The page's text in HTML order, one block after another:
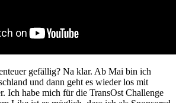
gefällig? Na klar. Ab Mai bin ich
und dann geht es wieder los mit
Ich habe mich für die TransOst Challenge